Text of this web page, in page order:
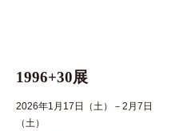
1996+30展
2026年1月17日（土）－2月7日